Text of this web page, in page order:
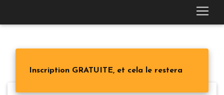
Inscription GRATUITE, et cela le restera